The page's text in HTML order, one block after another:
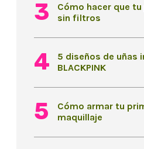
Cómo hacer que tu
sin filtros
5 diseños de uñas
BLACKPINK
Cómo armar tu
maquillaje